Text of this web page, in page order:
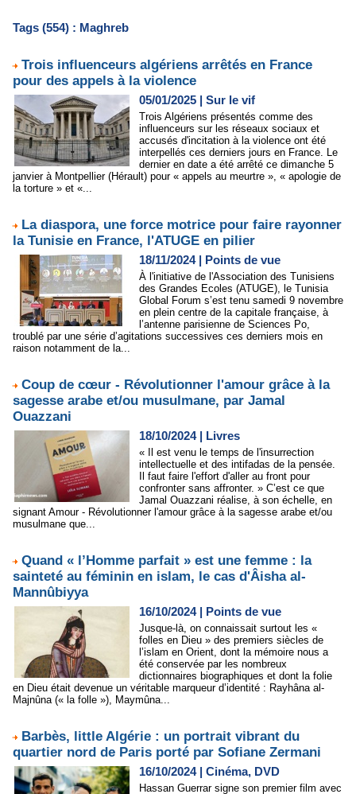
Tags (554) : Maghreb
Trois influenceurs algériens arrêtés en France
pour des appels à la violence
05/01/2025 | Sur le vif
Trois Algériens présentés comme des
influenceurs sur les réseaux sociaux et
accusés d'incitation à la violence ont été
interpellés ces derniers jours en France. Le
dernier en date a été arrêté ce dimanche 5
janvier à Montpellier (Hérault) pour « appels au meurtre », « apologie de
la torture » et «...
La diaspora, une force motrice pour faire rayonner
la Tunisie en France, l'ATUGE en pilier
18/11/2024| Points de vue
À l'initiative de l'Association des Tunisiens
des Grandes Ecoles (ATUGE), le Tunisia
Global Forum s’est tenu samedi 9 novembre
en plein centre de la capitale française, à
l’antenne parisienne de Sciences Po,
troublé par une série d’agitations successives ces derniers mois en
raison notamment de la...
Coup de cœur - Révolutionner l'amour grâce à la
sagesse arabe et/ou musulmane, par Jamal
Ouazzani
18/10/2024| Livres
« Il est venu le temps de l'insurrection
intellectuelle et des intifadas de la pensée.
Il faut faire l'effort d'aller au front pour
confronter sans affronter. » C’est ce que
Jamal Ouazzani réalise, à son échelle, en
signant Amour - Révolutionner l'amour grâce à la sagesse arabe et/ou
musulmane que...
Quand « l’Homme parfait » est une femme : la
sainteté au féminin en islam, le cas d'Âisha al-
Mannûbiyya
16/10/2024| Points de vue
Jusque-là, on connaissait surtout les «
folles en Dieu » des premiers siècles de
l’islam en Orient, dont la mémoire nous a
été conservée par les nombreux
dictionnaires biographiques et dont la folie
en Dieu était devenue un véritable marqueur d’identité : Rayhâna al-
Majnûna (« la folle »), Maymûna...
Barbès, little Algérie : un portrait vibrant du
quartier nord de Paris porté par Sofiane Zermani
16/10/2024| Cinéma, DVD
Hassan Guerrar signe son premier film avec